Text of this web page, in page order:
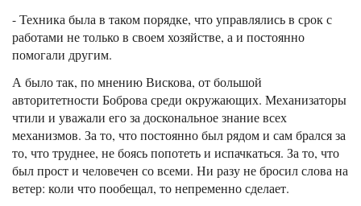
- Техника была в таком порядке, что управлялись в срок с
работами не только в своем хозяйстве, а и постоянно
помогали другим.
А было так, по мнению Вискова, от большой
авторитетности Боброва среди окружающих. Механизаторы
чтили и уважали его за доскональное знание всех
механизмов. За то, что постоянно был рядом и сам брался за
то, что труднее, не боясь попотеть и испачкаться. За то, что
был прост и человечен со всеми. Ни разу не бросил слова на
ветер: коли что пообещал, то непременно сделает.